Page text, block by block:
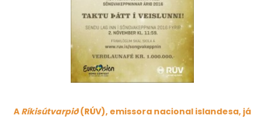
A Ríkisútvarpið(RÚV), emissora nacional islandesa, já